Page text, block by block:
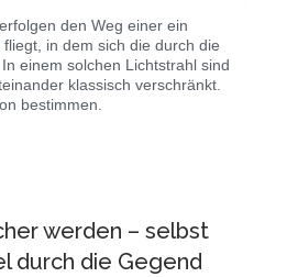
den Weg einer ein
in dem sich die durch die
einem solchen Lichtstrahl sind
klassisch verschränkt.
bestimmen.
werden – selbst
durch die Gegend